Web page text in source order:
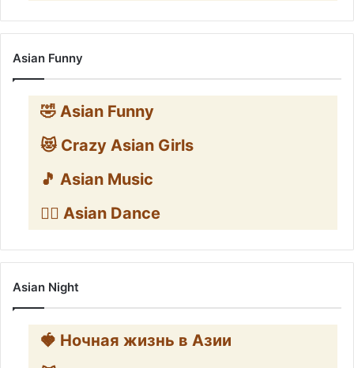
Asian Funny
🤣 Asian Funny
😻 Crazy Asian Girls
🎵 Asian Music
👯‍♀️ Asian Dance
Asian Night
🍓 Ночная жизнь в Азии